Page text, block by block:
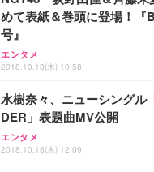
めて表紙＆巻頭に登場！『
号』
エンタメ
2018.10.18(木) 10:58
水樹奈々、ニューシングル
DER」表題曲MV公開
エンタメ
2018.10.18(木) 12:09